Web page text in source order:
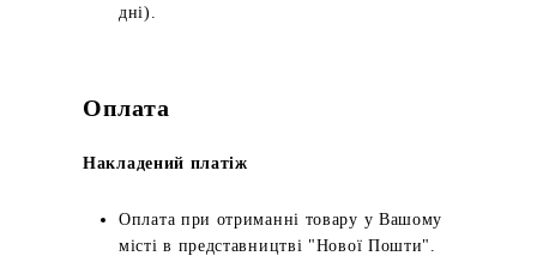
дні).
Оплата
Накладений платіж
Оплата при отриманні товару у Вашому
місті в представництві "Нової Пошти".